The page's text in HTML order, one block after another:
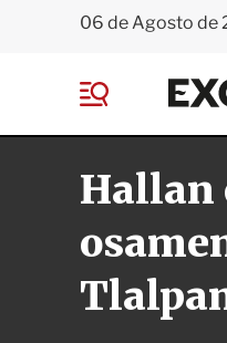
06 de Agosto de
e
ú
Hallan